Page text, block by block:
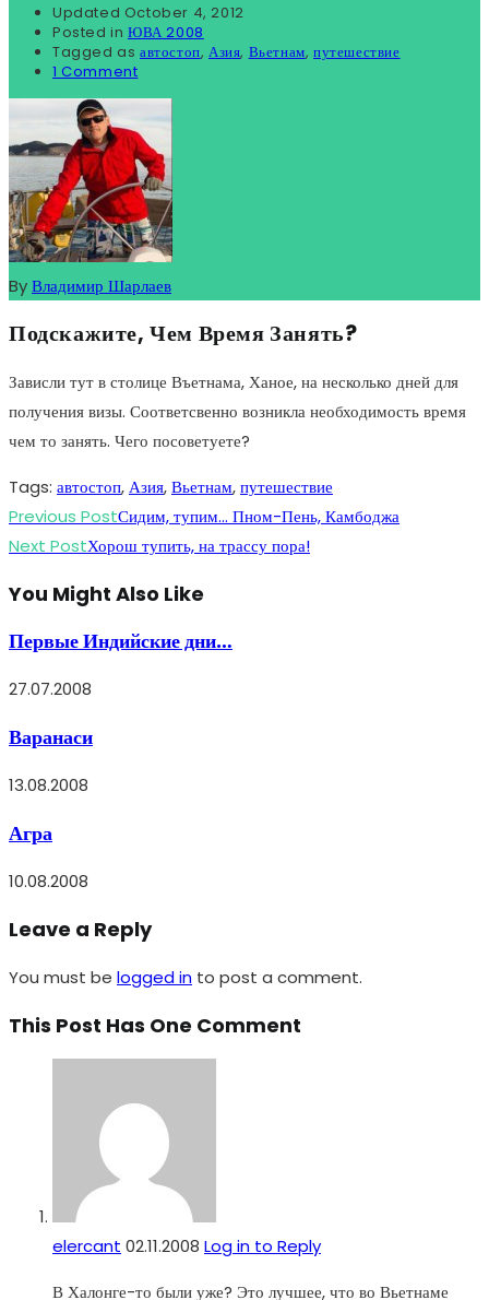
Updated October 4, 2012
Posted in ЮВА 2008
Tagged as автостоп,Азия, Вьетнам,путешествие
1 Comment
ByВладимир Шарлаев
Подскажите, Чем Время Занять?
Зависли тут в столице Въетнама, Ханое, на несколько дней для
получения визы. Соответсвенно возникла необходимость время
чем то занять. Чего посоветуете?
Tags: автостоп,Азия,Вьетнам,путешествие
Read
more
Previous PostСидим, тупим… Пном-Пень, Камбоджа
Next PostХорош тупить, на трассу пора!
You Might Also Like
Первые Индийские дни…
27.07.2008
Варанаси
13.08.2008
Агра
10.08.2008
Leave a Reply
You must be logged in to post a comment.
This Post Has One Comment
elercant 02.11.2008 Log in to Reply
В Халонге-то были уже? Это лучшее, что во Вьетнаме